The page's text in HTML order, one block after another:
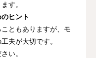
す。
ヒント
ともありますが、モ
夫が大切です。
い。